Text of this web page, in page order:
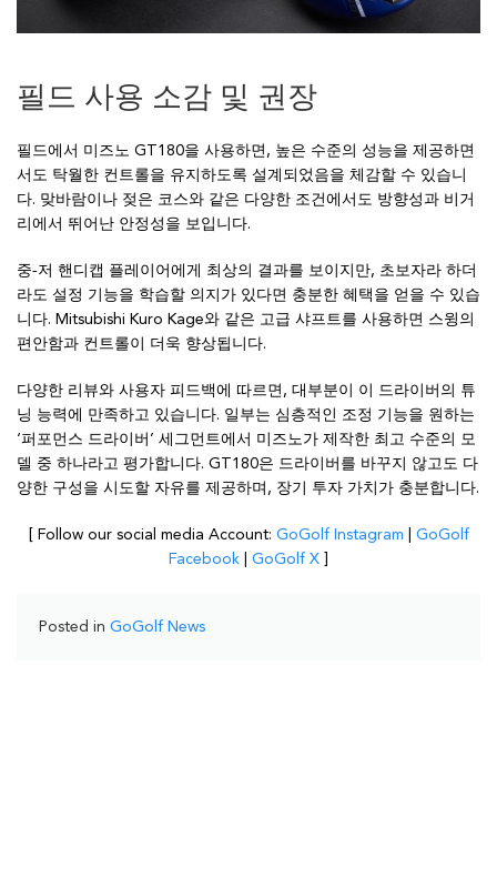
필드 사용 소감 및 권장
필드에서 미즈노 GT180을 사용하면, 높은 수준의 성능을 제공하면
서도 탁월한 컨트롤을 유지하도록 설계되었음을 체감할 수 있습니
다. 맞바람이나 젖은 코스와 같은 다양한 조건에서도 방향성과 비거
리에서 뛰어난 안정성을 보입니다.
중‑저 핸디캡 플레이어에게 최상의 결과를 보이지만, 초보자라 하더
라도 설정 기능을 학습할 의지가 있다면 충분한 혜택을 얻을 수 있습
니다. Mitsubishi Kuro Kage와 같은 고급 샤프트를 사용하면 스윙의
편안함과 컨트롤이 더욱 향상됩니다.
다양한 리뷰와 사용자 피드백에 따르면, 대부분이 이 드라이버의 튜
닝 능력에 만족하고 있습니다. 일부는 심층적인 조정 기능을 원하는
‘퍼포먼스 드라이버’ 세그먼트에서 미즈노가 제작한 최고 수준의 모
델 중 하나라고 평가합니다. GT180은 드라이버를 바꾸지 않고도 다
양한 구성을 시도할 자유를 제공하며, 장기 투자 가치가 충분합니다.
[ Follow our social media Account: GoGolf Instagram
GoGolf
Facebook
GoGolf X
Posted in GoGolf News